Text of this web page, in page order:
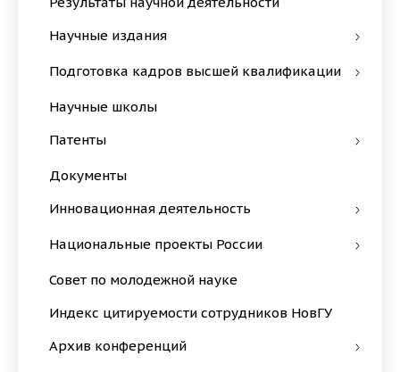
Научные издания
Подготовка кадров высшей квалификации
Научные школы
Патенты
Документы
Инновационная деятельность
Национальные проекты России
Совет по молодежной науке
Индекс цитируемости сотрудников НовГУ
Архив конференций